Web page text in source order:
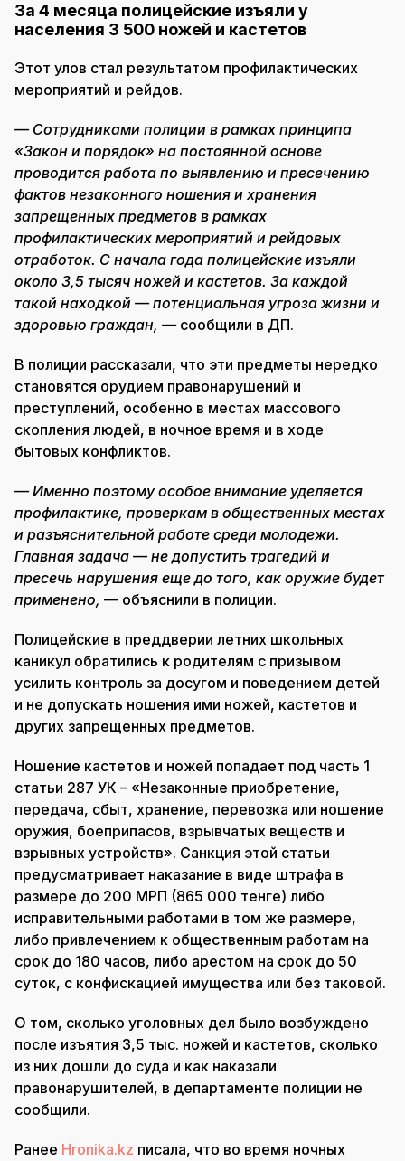
За 4 месяца полицейские изъяли у
населения 3 500 ножей и кастетов
Этот улов стал результатом профилактических
мероприятий и рейдов.
— Сотрудниками полиции в рамках принципа
«Закон и порядок» на постоянной основе
проводится работа по выявлению и пресечению
фактов незаконного ношения и хранения
запрещенных предметов в рамках
профилактических мероприятий и рейдовых
отработок. С начала года полицейские изъяли
около 3,5 тысяч ножей и кастетов. За каждой
такой находкой — потенциальная угроза жизни и
здоровью граждан, — сообщили в ДП.
В полиции рассказали, что эти предметы нередко
становятся орудием правонарушений и
преступлений, особенно в местах массового
скопления людей, в ночное время и в ходе
бытовых конфликтов.
— Именно поэтому особое внимание уделяется
профилактике, проверкам в общественных местах
и разъяснительной работе среди молодежи.
Главная задача — не допустить трагедий и
пресечь нарушения еще до того, как оружие будет
применено, — объяснили в полиции.
Полицейские в преддверии летних школьных
каникул обратились к родителям с призывом
усилить контроль за досугом и поведением детей
и не допускать ношения ими ножей, кастетов и
других запрещенных предметов.
Ношение кастетов и ножей попадает под часть 1
статьи 287 УК – «Незаконные приобретение,
передача, сбыт, хранение, перевозка или ношение
оружия, боеприпасов, взрывчатых веществ и
взрывных устройств». Санкция этой статьи
предусматривает наказание в виде штрафа в
размере до 200 МРП (865 000 тенге) либо
исправительными работами в том же размере,
либо привлечением к общественным работам на
срок до 180 часов, либо арестом на срок до 50
суток, с конфискацией имущества или без таковой.
О том, сколько уголовных дел было возбуждено
после изъятия 3,5 тыс. ножей и кастетов, сколько
из них дошли до суда и как наказали
правонарушителей, в департаменте полиции не
сообщили.
Ранее Hronika.kz писала, что во время ночных